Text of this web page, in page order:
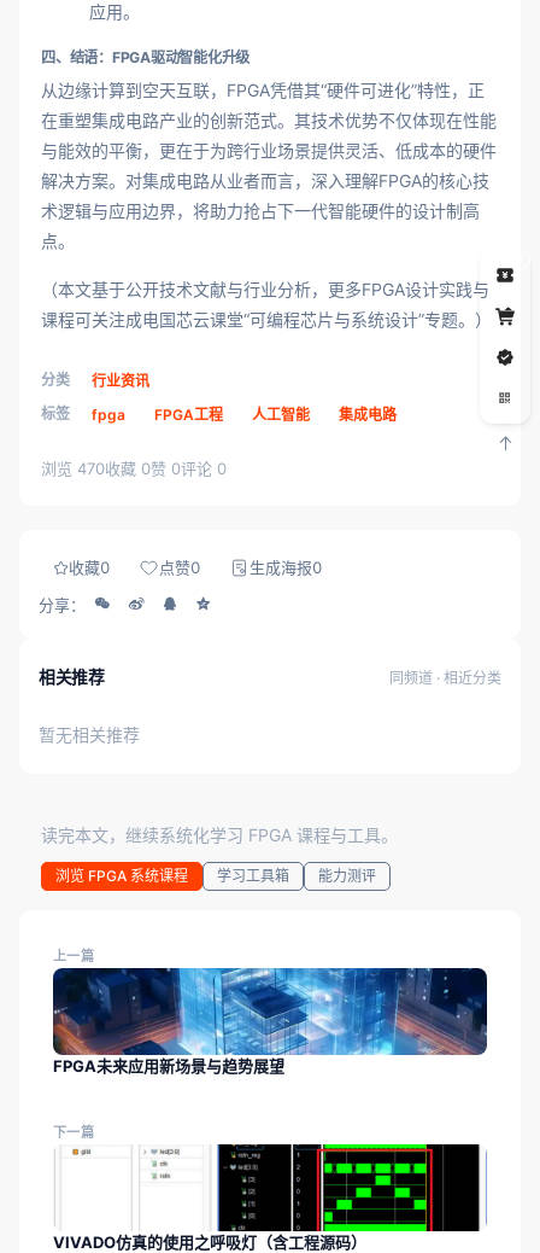
应用。
四、结语：FPGA驱动智能化升级
从边缘计算到空天互联，FPGA凭借其“硬件可进化”特性，正
在重塑集成电路产业的创新范式。其技术优势不仅体现在性能
与能效的平衡，更在于为跨行业场景提供灵活、低成本的硬件
解决方案。对集成电路从业者而言，深入理解FPGA的核心技
术逻辑与应用边界，将助力抢占下一代智能硬件的设计制高
点。
（本文基于公开技术文献与行业分析，更多FPGA设计实践与
课程可关注成电国芯云课堂“可编程芯片与系统设计”专题。）
分类
行业资讯
标签
fpga FPGA工程 人工智能 集成电路
浏览 470收藏 0赞 0评论 0
收藏0 点赞0 生成海报0
分享：
相关推荐 同频道 · 相近分类
暂无相关推荐
读完本文，继续系统化学习 FPGA 课程与工具。
浏览 FPGA 系统课程 学习工具箱 能力测评
上一篇
FPGA未来应用新场景与趋势展望
下一篇
VIVADO仿真的使用之呼吸灯（含工程源码）